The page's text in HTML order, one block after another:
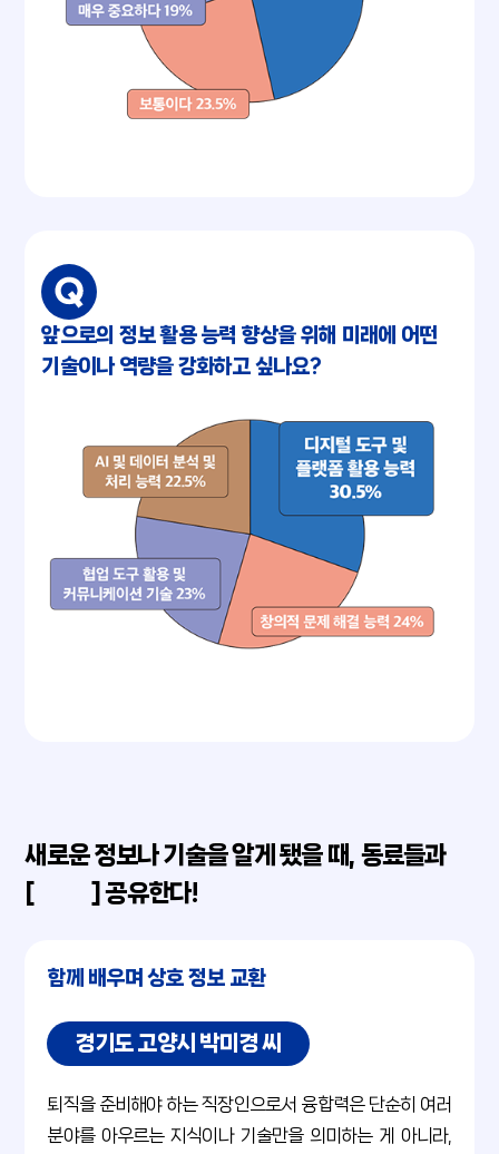
앞으로의 정보 활용 능력 향상을 위해 미래에 어떤
기술이나 역량을 강화하고 싶나요?
새로운 정보나 기술을 알게 됐을 때, 동료들과
[ ] 공유한다!
함께 배우며 상호 정보 교환
경기도 고양시 박미경 씨
퇴직을 준비해야 하는 직장인으로서 융합력은 단순히 여러
분야를 아우르는 지식이나 기술만을 의미하는 게 아니라,